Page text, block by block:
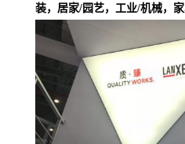
装，居家/园艺，工业/机械，家